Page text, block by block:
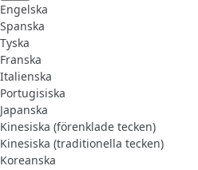
Engelska
Spanska
Tyska
Franska
Italienska
Portugisiska
Japanska
Kinesiska (förenklade tecken)
Kinesiska (traditionella tecken)
Koreanska